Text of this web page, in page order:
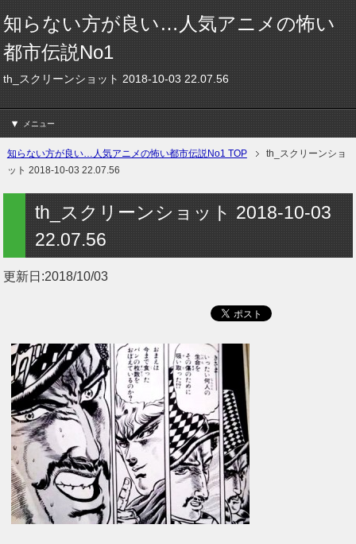
知らない方が良い…人気アニメの怖い
都市伝説No1
th_スクリーンショット 2018-10-03 22.07.56
メニュー
知らない方が良い…人気アニメの怖い都市伝説No1 TOP
th_スクリーンショ
ット 2018-10-03 22.07.56
th_スクリーンショット 2018-10-03
22.07.56
更新日:2018/10/03